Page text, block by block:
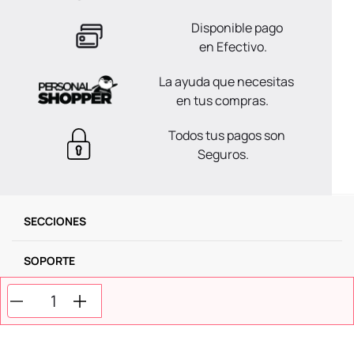
Disponible pago
en Efectivo.
La ayuda que necesitas
en tus compras.
Todos tus pagos son
Seguros.
SECCIONES
SOPORTE
SERVICIOS